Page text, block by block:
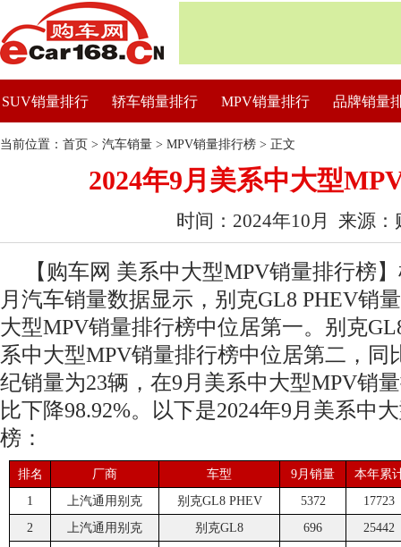
SUV销量排行 轿车销量排行 MPV销量排行 品牌销量
当前位置： 首页 > 汽车销量 > MPV销量排行榜 > 正文
2024年9月美系中大型
时间：2024年10月 来源：
【购车网 美系中大型MPV销量排行榜
月汽车销量数据显示，别克GL8 PHEV销
大型MPV销量排行榜中位居第一。别克
系中大型MPV销量排行榜中位居第二，同
纪销量为23辆，在9月美系中大型MPV销
比下降98.92%。以下是2024年9月美系中
榜：
排名 厂商 车型 9月销量
本年累
1
上汽通用别克 别克GL8 PHEV 5372
17723
2
上汽通用别克 别克GL8 696
25442